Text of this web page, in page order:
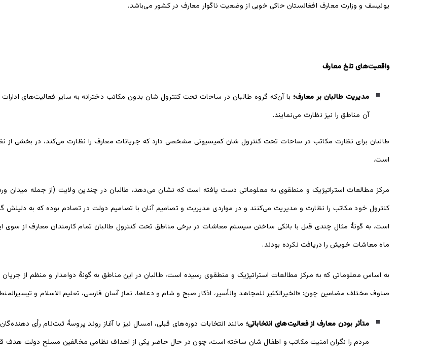
یونیسف و وزارت معارف افغانستان حاکی خوبی از وضعیت ناگوار معارف در کشور می‌باشد.
واقعیت‌های تلخ معارف
مدیریت طالبان بر معارف؛ با آن‌که گروه طالبان در ساحات تحت کنترول شان بدون مکاتب دخترانه به سایر فعالیت‌های
آن مناطق را نیز نظارت می‌نمایند.
طالبان برای نظارت مکاتب در ساحات تحت کنترول شان کمیسیونی مشخصی دارد که جریانات معارف را نظارت می‌کند، در بخشی از
است.
مرکز مطالعات استراتیژیک و منطقوی به معلوماتی دست یافته است که نشان می‌دهد، طالبان در چندین ولایت (از جمله میدان
کنترول خود مکاتب را نظارت و مدیریت می‌کنند و در مواردی مدیریت و تصامیم آنان با تصامیم دولت در تصادم بوده که به
است. به گونۀ مثال چندی قبل با بانکی ساختن سیستم معاشات در برخی مناطق تحت کنترول طالبان تمام کارمندان معارف از
ماه معاشات خویش را دریافت نکرده‌ بودند.
به اساس معلوماتی که به مرکز مطالعات استراتیژیک و منطقوی رسیده است، طالبان در این مناطق به گونۀ دوامدار و منظم از
صنوف مختلف مضامین چون: «الخیر‌الکثیر للمجاهد‌ والأسیر، اذکار صبح و شام و دعاها، نماز آسان فارسی، تعلیم الاسلام و
متأثر بودن معارف از فعالیت‌های انتخاباتی؛ مانند انتخابات دوره‌های قبلی، امسال نیز با آغاز روند پروسۀ ثبت‌نام رأی
مردم را نگران امنیت مکاتب و اطفال شان ساخته است، چون در حال حاضر یکی از اهداف نظامی مخالفین مسلح دولت هدف